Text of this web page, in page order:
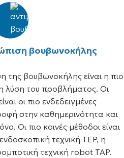
βουβωνοκήλης
της βουβωνοκήλης είναι η πιο
λύση του προβλήματος. Οι
οι πιο ενδεδειγμένες
στην καθημερινότητα και
Οι πιο κοινές μέθοδοι είναι
τεχνική TEP, η
τεχνική robot TAP.